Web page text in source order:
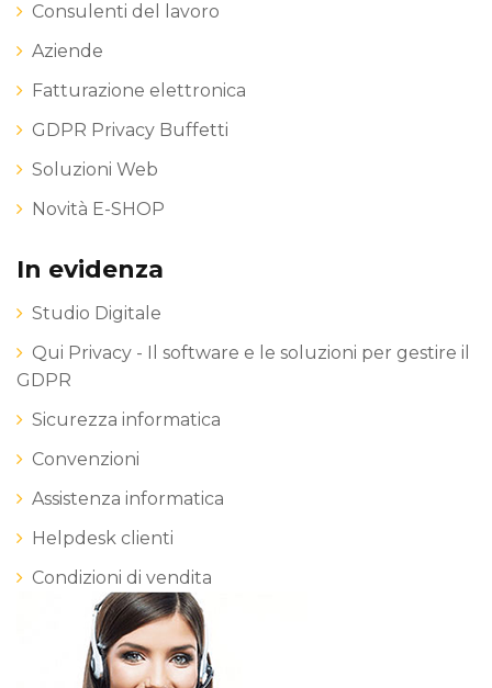
Consulenti del lavoro
Aziende
Fatturazione elettronica
GDPR Privacy Buffetti
Soluzioni Web
Novità E-SHOP
In evidenza
Studio Digitale
Qui Privacy - Il software e le soluzioni per gestire il
GDPR
Sicurezza informatica
Convenzioni
Assistenza informatica
Helpdesk clienti
Condizioni di vendita